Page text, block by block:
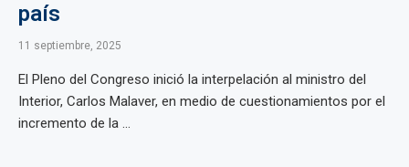
país
11 septiembre, 2025
El Pleno del Congreso inició la interpelación al ministro del
Interior, Carlos Malaver, en medio de cuestionamientos por el
incremento de la ...